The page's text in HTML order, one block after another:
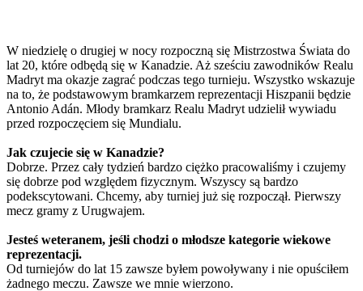
W niedzielę o drugiej w nocy rozpoczną się Mistrzostwa Świata do
lat 20, które odbędą się w Kanadzie. Aż sześciu zawodników Realu
Madryt ma okazje zagrać podczas tego turnieju. Wszystko wskazuje
na to, że podstawowym bramkarzem reprezentacji Hiszpanii będzie
Antonio Adán. Młody bramkarz Realu Madryt udzielił wywiadu
przed rozpoczęciem się Mundialu.
Jak czujecie się w Kanadzie?
Dobrze. Przez cały tydzień bardzo ciężko pracowaliśmy i czujemy
się dobrze pod względem fizycznym. Wszyscy są bardzo
podekscytowani. Chcemy, aby turniej już się rozpoczął. Pierwszy
mecz gramy z Urugwajem.
Jesteś weteranem, jeśli chodzi o młodsze kategorie wiekowe
reprezentacji.
Od turniejów do lat 15 zawsze byłem powoływany i nie opuściłem
żadnego meczu. Zawsze we mnie wierzono.